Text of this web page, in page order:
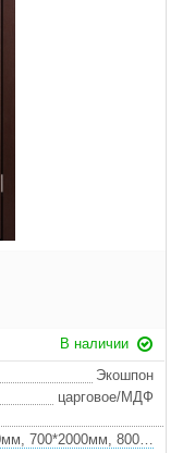
В наличии
Экошпон
царговое/МДФ
600*2000мм, 700*2000мм, 800*2000мм, 900*2000мм